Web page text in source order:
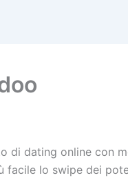
di dating online con
facile lo swipe dei